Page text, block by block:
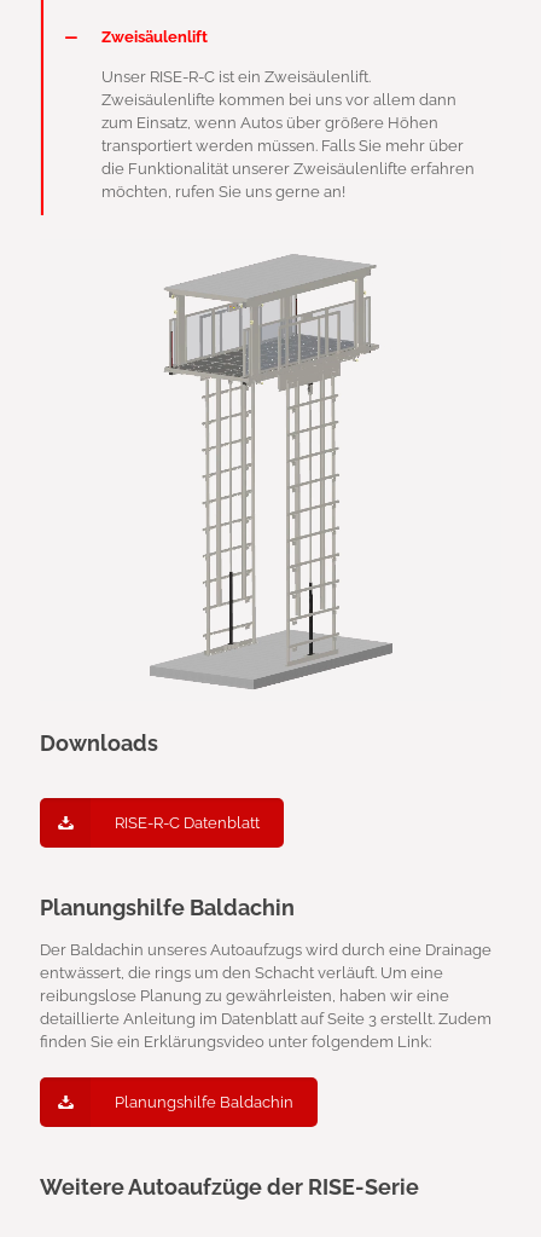
Zweisäulenlift
Unser RISE-R-C ist ein Zweisäulenlift.
Zweisäulenlifte kommen bei uns vor allem dann
zum Einsatz, wenn Autos über größere Höhen
transportiert werden müssen. Falls Sie mehr über
die Funktionalität unserer Zweisäulenlifte erfahren
möchten, rufen Sie uns gerne an!
Downloads
RISE-R-C Datenblatt
Planungshilfe Baldachin
Der Baldachin unseres Autoaufzugs wird durch eine Drainage
entwässert, die rings um den Schacht verläuft. Um eine
reibungslose Planung zu gewährleisten, haben wir eine
detaillierte Anleitung im Datenblatt auf Seite 3 erstellt. Zudem
finden Sie ein Erklärungsvideo unter folgendem Link:
Planungshilfe Baldachin
Weitere Autoaufzüge der RISE-Serie